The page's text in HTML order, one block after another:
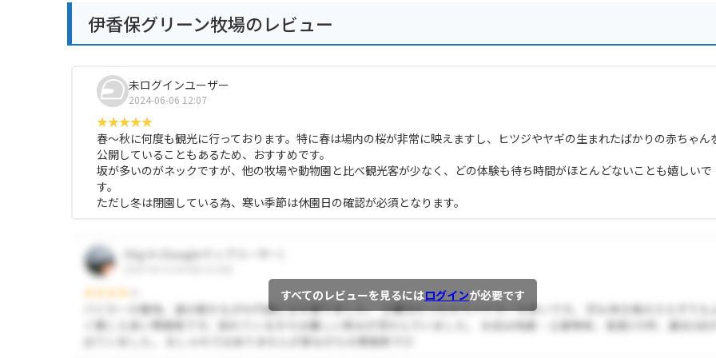
伊香保グリーン牧場のレビュー
未ログインユーザー
2024-06-06 12:07
春〜秋に何度も観光に行っております。特に春は場内の桜が非常に映えますし、ヒツジやヤギの生まれたばかりの赤ちゃん
公開していることもあるため、おすすめです。
坂が多いのがネックですが、他の牧場や動物園と比べ観光客が少なく、どの体験も待ち時間がほとんどないことも嬉しいで
す。
ただし冬は閉園している為、寒い季節は休園日の確認が必須となります。
すべてのレビューを見るにはログインが必要です